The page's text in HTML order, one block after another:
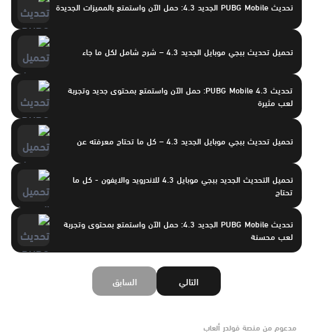
تحديث PUBG Mobile الجديد 4.3: حمل الآن واستمتع بالمميزات الجديدة
تحميل تحديث ببجي موبايل الجديد 4.3 – شرح شامل لكل ما جاء
تحديث PUBG Mobile 4.3: حمل الآن واستمتع بمحتوى جديد وتجربة
لعب مثيرة
تحميل تحديث ببجي موبايل الجديد 4.3 – كل ما تحتاج معرفته عن
تحميل التحديث الجديد ببجي موبايل 4.3 للاندرويد والايفون - كل ما
تحتاج
تحديث PUBG Mobile الجديد 4.3: حمل الآن واستمتع بمحتوى وتجربة
لعب محسنة
السابق التالي
مدعوم من منصة فولدر ألعاب